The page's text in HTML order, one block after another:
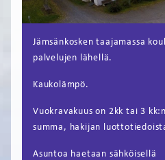
Jämsänkosken taajamassa
palvelujen lähellä.
Kaukolämpö.
Vuokravakuus on 2kk tai 3
summa, hakijan
Asuntoa haetaan sähköisellä